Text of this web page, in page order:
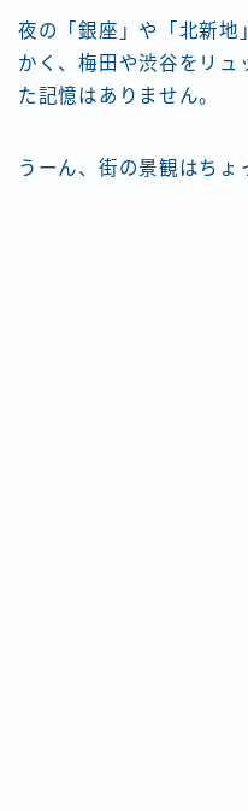
夜の「銀座」や「北新地
かく、梅田や渋谷をリュ
た記憶はありません。
うーん、街の景観はちょ